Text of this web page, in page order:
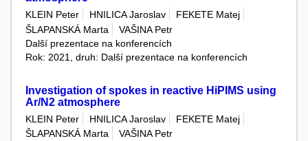
KLEIN Peter HNILICA Jaroslav
FEKETE Matej
ŠLAPANSKÁ Marta
VAŠINA Petr
Další prezentace na konferencích
Rok: 2021, druh: Další prezentace na konferencích
Investigation of spokes in reactive HiPIMS using
Ar/N2 atmosphere
KLEIN Peter HNILICA Jaroslav
FEKETE Matej
ŠLAPANSKÁ Marta
VAŠINA Petr